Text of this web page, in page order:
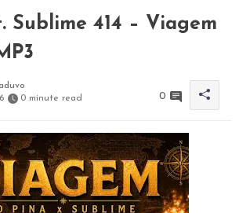
Sublime 414 – Viagem
0 minute read 0